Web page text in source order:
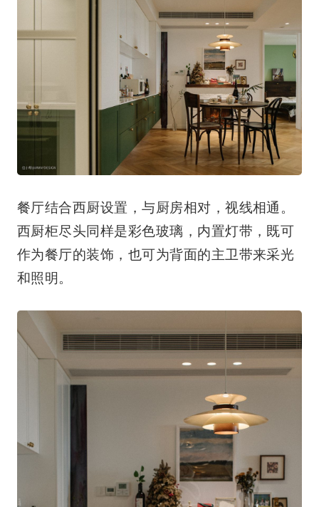
餐厅结合西厨设置，与厨房相对，视线相通。
西厨柜尽头同样是彩色玻璃，内置灯带，既可
作为餐厅的装饰，也可为背面的主卫带来采光
和照明。